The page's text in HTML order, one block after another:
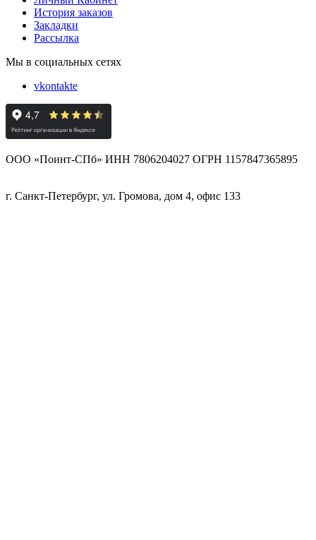
История заказов
Закладки
Рассылка
Мы в социальных сетях
vkontakte
ООО «Поинт-СПб» ИНН 7806204027 ОГРН 1157847365895
г. Санкт-Петербург, ул. Громова, дом 4, офис 133